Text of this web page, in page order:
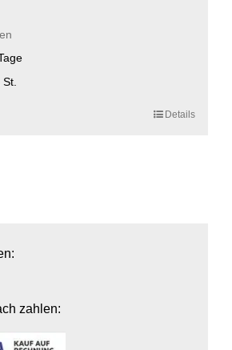
St.
Details
zahlen: